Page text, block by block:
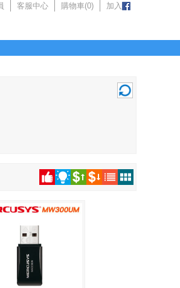
客服中心 購物車(0) 加入